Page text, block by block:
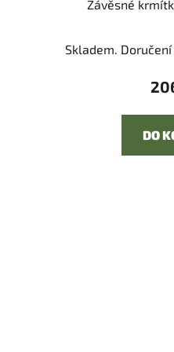
Závěsné
Skladem.
DO